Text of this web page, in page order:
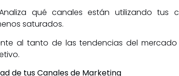
qué canales están utilizando tus
saturados.
al tanto de las tendencias del
de tus Canales de Marketing